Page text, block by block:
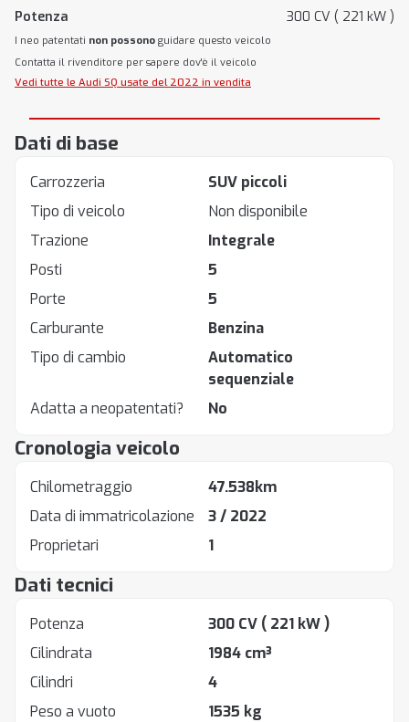
Potenza
300 CV ( 221 kW )
I neo patentati non possono guidare questo veicolo
Contatta il rivenditore per sapere dov'è il veicolo
Vedi tutte le Audi SQ usate del 2022 in vendita
Dati di base
Carrozzeria
SUV piccoli
Tipo di veicolo
Non disponibile
Trazione
Integrale
Posti
5
Porte
5
Carburante
Benzina
Tipo di cambio
Automatico
sequenziale
Adatta a neopatentati?
No
Cronologia veicolo
Chilometraggio
47.538km
Data di immatricolazione
3 / 2022
Proprietari
1
Dati tecnici
Potenza 300 CV ( 221 kW )
Cilindrata
1984 cm³
Cilindri
4
Peso a vuoto
1535 kg